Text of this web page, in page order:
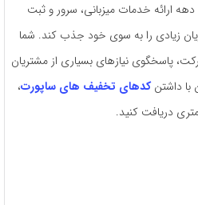
ارائه خدمات میزبانی، سرور و ثبت
زیادی را به سوی خود جذب کند. شما
پاسخگوی نیازهای بسیاری از مشتریان
با داشتنکدهای تخفیف های ساپورت،
دریافت کنید.